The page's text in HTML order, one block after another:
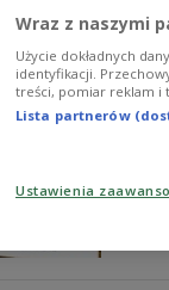
W
Wraz z naszymi
Użycie dokładnych
identyfikacji.
treści, pomiar reklam i
Lista partnerów
Ustawienia